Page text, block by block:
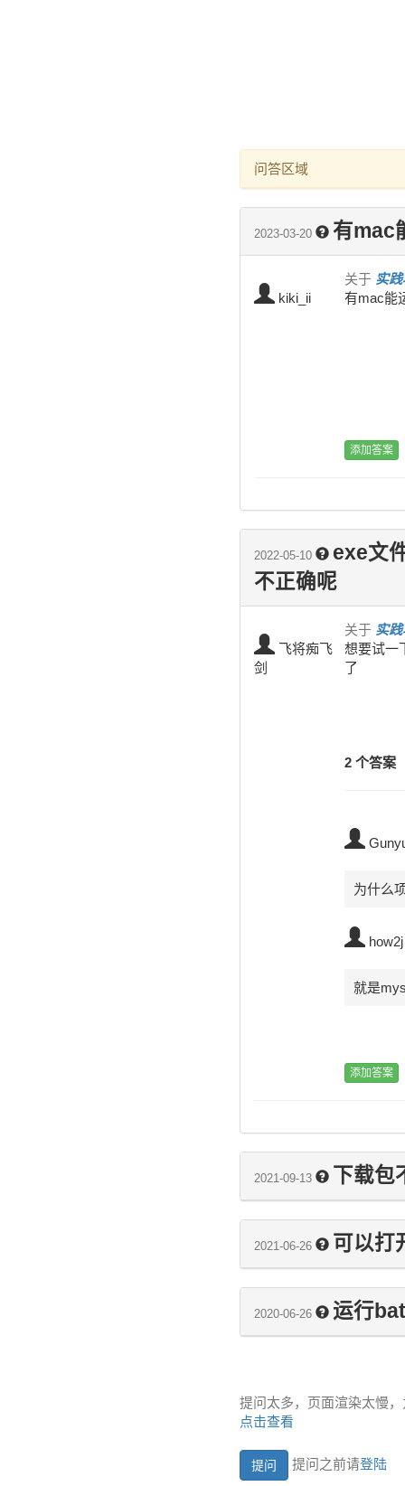
问答区域
2023-03-20 有mac
kiki_ii
关于 实
有mac能
2022-05-10
exe文
不正确呢
飞将痴飞
剑
关于 实
想要试一
了
2 个答案
为什么
how2j
就是
2021-09-13 下载包
2021-06-26 可以打
2020-06-26 运行
提问太多，页面渲染太慢
点击查看
提问之前请登陆